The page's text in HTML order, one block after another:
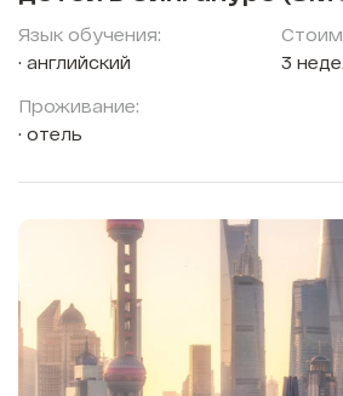
Язык обучения:
английский
Проживание:
отель
3